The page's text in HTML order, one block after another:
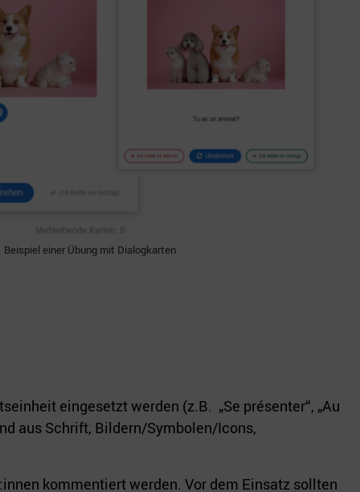
Beispiel einer Übung mit Dialogkarten
eingesetzt werden (z.B. „Se présenter“, „Au
aus Schrift, Bildern/Symbolen/Icons,
kommentiert werden. Vor dem Einsatz sollten